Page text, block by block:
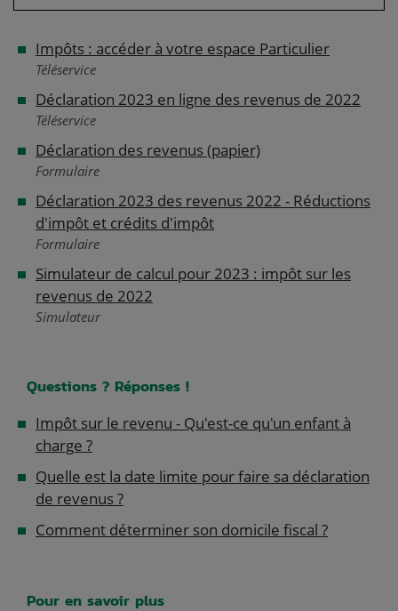
Impôts : accéder à votre espace Particulier
Téléservice
Déclaration 2023 en ligne des revenus de 2022
Téléservice
Déclaration des revenus (papier)
Formulaire
Déclaration 2023 des revenus 2022 - Réductions
d'impôt et crédits d'impôt
Formulaire
Simulateur de calcul pour 2023 : impôt sur les
revenus de 2022
Simulateur
Questions ? Réponses !
Impôt sur le revenu - Qu'est-ce qu'un enfant à
charge ?
Quelle est la date limite pour faire sa déclaration
de revenus ?
Comment déterminer son domicile fiscal ?
Pour en savoir plus